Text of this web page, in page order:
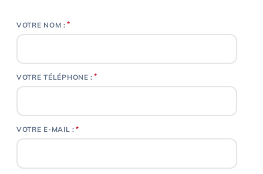
VOTRE NOM : *
VOTRE TÉLÉPHONE : *
VOTRE E-MAIL : *